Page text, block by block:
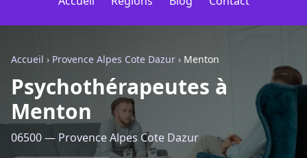
Accueil › Provence Alpes Cote Dazur › Menton
Psychothérapeutes à
Menton
06500 — Provence Alpes Cote Dazur